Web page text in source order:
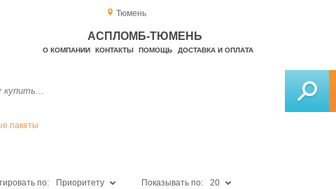
Тюмень
АСПЛОМБ-ТЮМЕНЬ
О КОМПАНИИ КОНТАКТЫ ПОМОЩЬ ДОСТАВКА И ОПЛАТА
пакеты
по: Приоритету Показывать по: 20